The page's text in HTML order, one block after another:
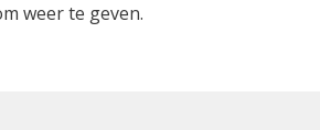
weer te geven.